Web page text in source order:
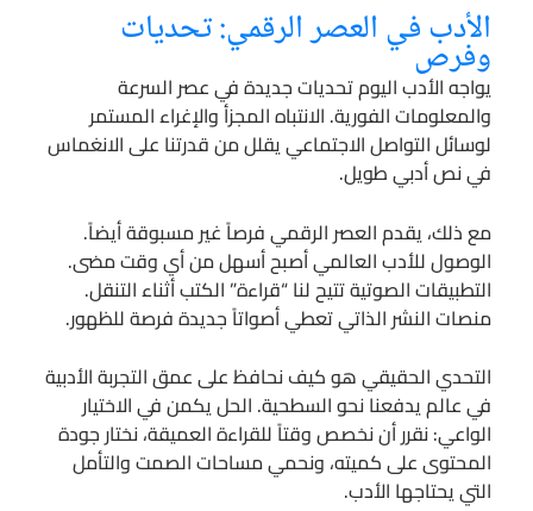
الأدب في العصر الرقمي: تحديات
وفرص
يواجه الأدب اليوم تحديات جديدة في عصر السرعة
والمعلومات الفورية. الانتباه المجزأ والإغراء المستمر
لوسائل التواصل الاجتماعي يقلل من قدرتنا على الانغماس
في نص أدبي طويل.
مع ذلك، يقدم العصر الرقمي فرصاً غير مسبوقة أيضاً.
الوصول للأدب العالمي أصبح أسهل من أي وقت مضى.
التطبيقات الصوتية تتيح لنا “قراءة” الكتب أثناء التنقل.
منصات النشر الذاتي تعطي أصواتاً جديدة فرصة للظهور.
التحدي الحقيقي هو كيف نحافظ على عمق التجربة الأدبية
في عالم يدفعنا نحو السطحية. الحل يكمن في الاختيار
الواعي: نقرر أن نخصص وقتاً للقراءة العميقة، نختار جودة
المحتوى على كميته، ونحمي مساحات الصمت والتأمل
التي يحتاجها الأدب.